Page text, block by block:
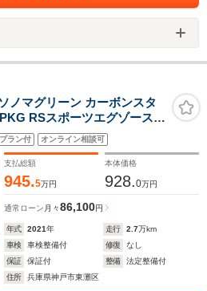
マグリーン カーボンスタ
RSスポーツエグゾースト
ドキャリパー パノラマサン
クAudiリング カーボンイン
ラン付 オンライン相談可
支払総額
945.5万円
本体価格
928.0万円
通常ローン 月々86,100円
年式 2021年 走行 2.7万km
車検
車検整備付 修復
なし
保証
保証付 整備
法定整備付
住所
兵庫県神戸市東灘区